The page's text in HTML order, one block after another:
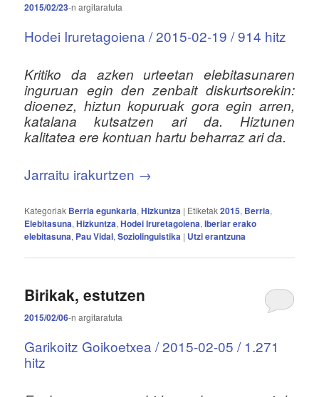
2015/02/23-nargitaratuta
Hodei Iruretagoiena / 2015-02-19 / 914 hitz
Kritiko da azken urteetan elebitasunaren
inguruan egin den zenbait diskurtsorekin:
dioenez, hiztun kopuruak gora egin arren,
katalana kutsatzen ari da. Hiztunen
kalitatea ere kontuan hartu beharraz ari da.
Jarraitu irakurtzen →
Kategoriak Berria egunkaria,Hizkuntza | Etiketak2015, Berria,
Elebitasuna,Hizkuntza,Hodei Iruretagoiena,Iberiar erako
elebitasuna, Pau Vidal,Soziolinguistika | Utzi erantzuna
Birikak, estutzen
2015/02/06-nargitaratuta
Garikoitz Goikoetxea / 2015-02-05 / 1.271
hitz